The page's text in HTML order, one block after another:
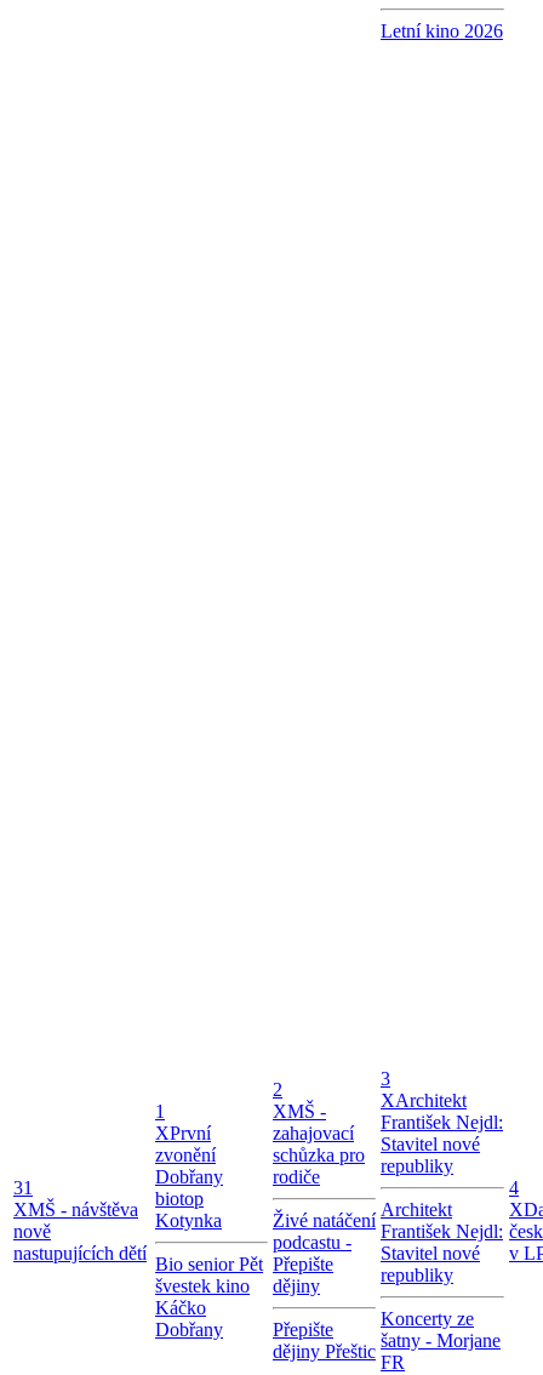
Letní kino 2026
31
XMŠ - návštěva
nově
nastupujících dětí
1
XPrvní
zvonění
Dobřany
biotop
Kotynka
Bio senior Pět
švestek kino
Káčko
Dobřany
2
XMŠ -
zahajovací
schůzka pro
rodiče
Živé natáčení
podcastu -
Přepište
dějiny
Přepište
dějiny Přeštic
3
XArchitekt
František Nejdl:
Stavitel nové
republiky
Architekt
František Nejdl:
Stavitel nové
republiky
Koncerty ze
šatny - Morjane
FR
4
X
v